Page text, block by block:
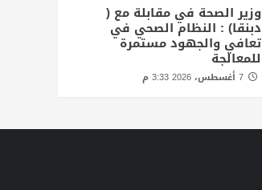
وزير الصحة في مقابلة مع (
دبنقا) : النظام الصحي في
تعافي والجهود مستمرة
للمعالجة
7 أغسطس، 2026 3:33 م